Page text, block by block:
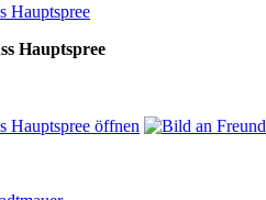
Hauptspree